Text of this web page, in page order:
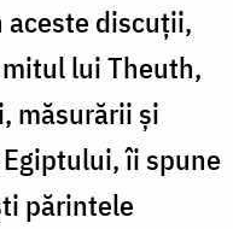
aceste discuții,
lui Theuth,
măsurării și
îi spune
părintele